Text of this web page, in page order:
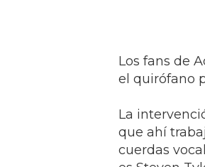
Los fans de
el quirófano
La
que ahí
cuerdas